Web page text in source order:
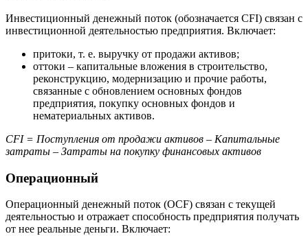
Инвестиционный денежный поток (обозначается CFI) связан с
инвестиционной деятельностью предприятия. Включает:
притоки, т. е. выручку от продажи активов;
оттоки – капитальные вложения в строительство,
реконструкцию, модернизацию и прочие работы,
связанные с обновлением основных фондов
предприятия, покупку основных фондов и
нематериальных активов.
CFI = Поступления от продажи активов – Капитальные
затраты – Затраты на покупку финансовых активов
Операционный
Операционный денежный поток (OCF) связан с текущей
деятельностью и отражает способность предприятия получать
от нее реальные деньги. Включает: